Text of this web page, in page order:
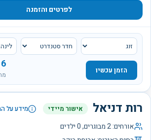
לפרטים והזמנה
הזמן עכשיו
רות דניאל אישור מיידי מידע על
אורחים:2מבוגרים,0ילדים